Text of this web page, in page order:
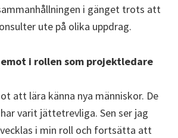
i gänget trots att
ute på olika uppdrag.
i rollen som projektledare
att lära känna nya människor. De
varit jättetrevliga. Sen ser jag
i min roll och fortsätta att